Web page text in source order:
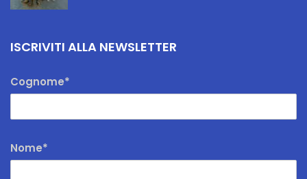
ISCRIVITI ALLA NEWSLETTER
Cognome*
Nome*